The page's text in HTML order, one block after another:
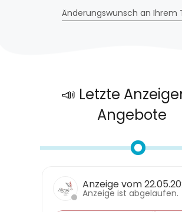
Änderungswunsch an Ihrem